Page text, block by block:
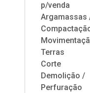
p/venda
Argamassas
Terras
Corte
Demolição /
Perfuração